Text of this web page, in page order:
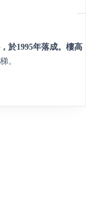
—
於1995年落成。樓高
。